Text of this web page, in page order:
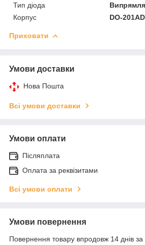
Тип діода
Корпус
DO-201AD
Приховати
Умови доставки
Нова Пошта
Всі умови доставки
Умови оплати
Післяплата
Оплата за реквізитами
Всі умови оплати
Умови повернення
Повернення товару впродовж 14 днів за